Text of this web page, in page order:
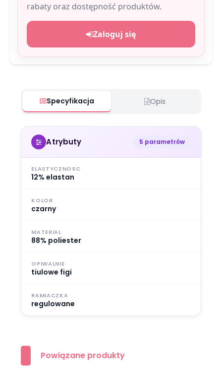
rabaty oraz dostępność produktów.
Zaloguj się
Specyfikacja Opis
Atrybuty 5 parametrów
ELASTYCZNOSC
12% elastan
KOLOR
czarny
MATERIAL
88% poliester
OPIWALNIE
tiulowe figi
RAMIACZKA
regulowane
Powiązane produkty